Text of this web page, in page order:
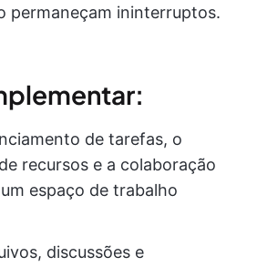
permaneçam ininterruptos.
de tarefas, o
recursos e a colaboração
espaço de trabalho
discussões e